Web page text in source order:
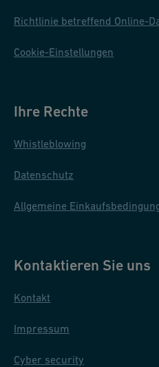
Richtlinie betreffend Online-
Cookie-Einstellungen
Ihre Rechte
Whistleblowing
Datenschutz
Allgemeine
Kontaktieren Sie uns
Kontakt
Impressum
Cyber security